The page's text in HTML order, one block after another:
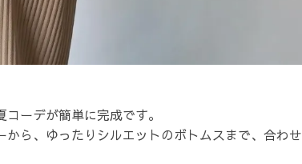
ーデが簡単に完成です。
ら、ゆったりシルエットのボトムスまで、合わせ